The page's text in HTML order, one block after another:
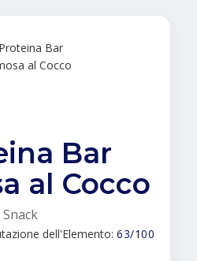
Bar
al Cocco
Snack
dell'Elemento: 63/100